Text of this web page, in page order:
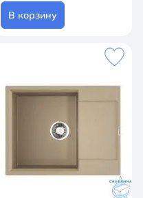
В корзину